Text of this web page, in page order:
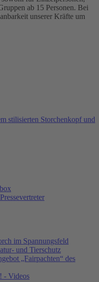
ab 15 Personen. Bei
unserer Kräfte um
im Spannungsfeld
und Tierschutz
„Fairpachten“ des
- Videos